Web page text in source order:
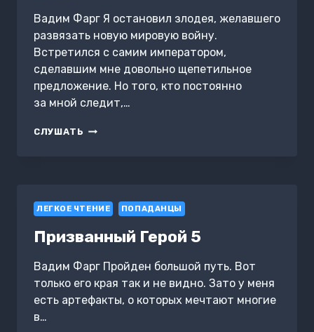
Вадим Фарг Я остановил злодея, желавшего
развязать новую мировую войну.
Встретился с самим императором,
сделавшим мне довольно щепетильное
предложение. Но того, кто постоянно
за мной следит,…
СЛУШАТЬ ДОМ
ЛЕГКОЕ ЧТЕНИЕ ПОПАДАНЦЫ
Призванный Герой 5
Вадим Фарг Пройден большой путь. Вот
только его края так и не видно. Зато у меня
есть артефакты, о которых мечтают многие
в…